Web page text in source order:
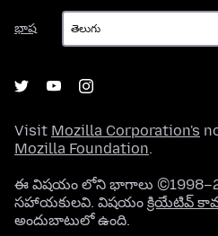
భాష
భాష
Visit Mozilla Corporation's
Mozilla Foundation.
ఈ విషయం లోని భాగాలు
సహాయకులవి. విషయం క్రియేటివ్
అందుబాటులో ఉంది.